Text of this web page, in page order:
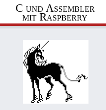
C und Assembler
mit Raspberry